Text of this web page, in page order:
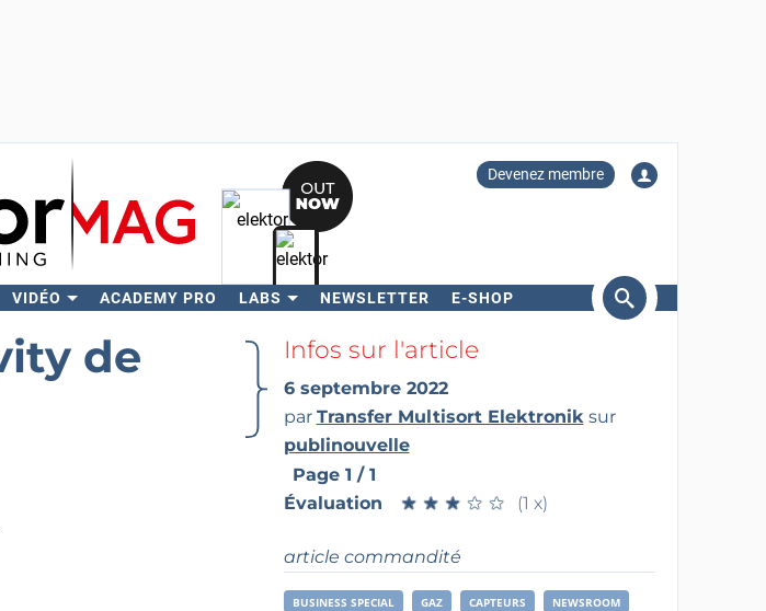
Devenez membre
VIDÉO ACADEMY PRO LABS NEWSLETTER E-SHOP
Rechercher
de
Infos sur l'article
6 septembre 2022
par Transfer Multisort Elektroniksur
publinouvelle
Page 1 / 1
Évaluation
★ ★ ★ ★ ★
★ ★ ★ ★ ★ (1 x)
article commandité
BUSINESS SPECIAL GAZ CAPTEURS
NEWSROOM